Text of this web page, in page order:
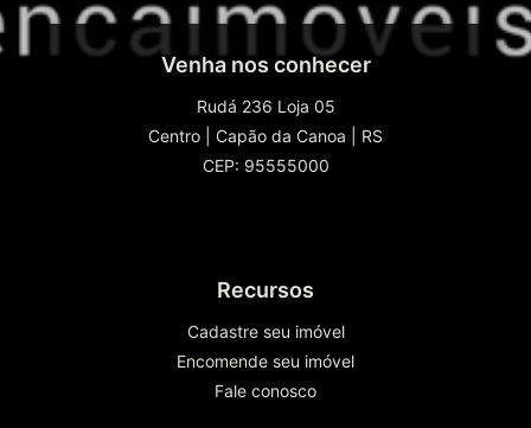
Venha nos conhecer
Rudá 236 Loja 05
Centro
Capão da Canoa
RS
CEP: 95555000
Recursos
Cadastre seu imóvel
Encomende seu imóvel
Fale conosco